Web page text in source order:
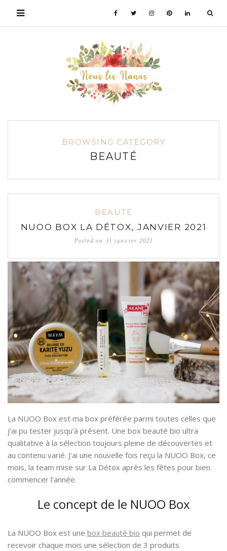
BROWSING CATEGORY
BEAUTÉ
BEAUTÉ
NUOO BOX LA DÉTOX, JANVIER 2021
Posted on 31 janvier 2021
La NUOO Box est ma box préférée parmi toutes celles que
j’ai pu tester jusqu’à présent. Une box beauté bio ultra
qualitative à la sélection toujours pleine de découvertes et
au contenu varié. J’ai une nouvelle fois reçu la NUOO Box, ce
mois, la team mise sur La Détox après les fêtes pour bien
commencer l’année.
Le concept de le NUOO Box
La NUOO Box est une box beauté bio qui permet de
recevoir chaque mois une sélection de 3 produits